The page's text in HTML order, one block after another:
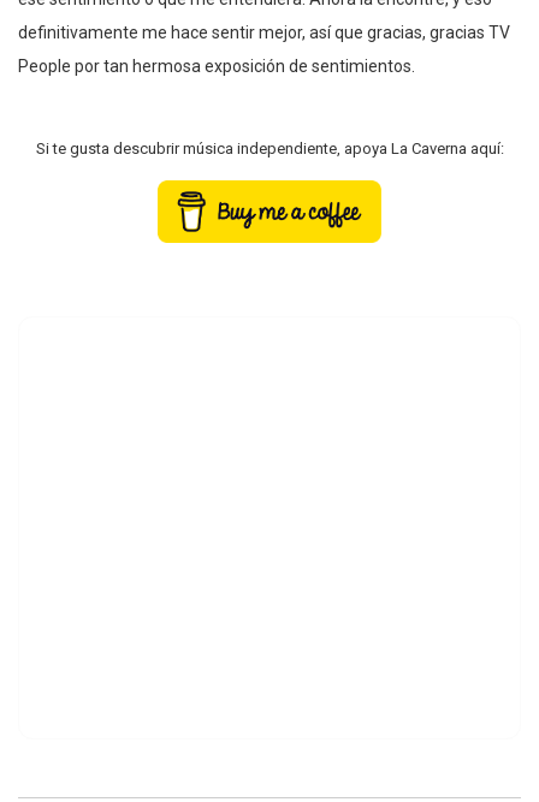
definitivamente me hace sentir mejor, así que gracias, gracias TV
People por tan hermosa exposición de sentimientos.
Si te gusta descubrir música independiente, apoya La Caverna aquí: